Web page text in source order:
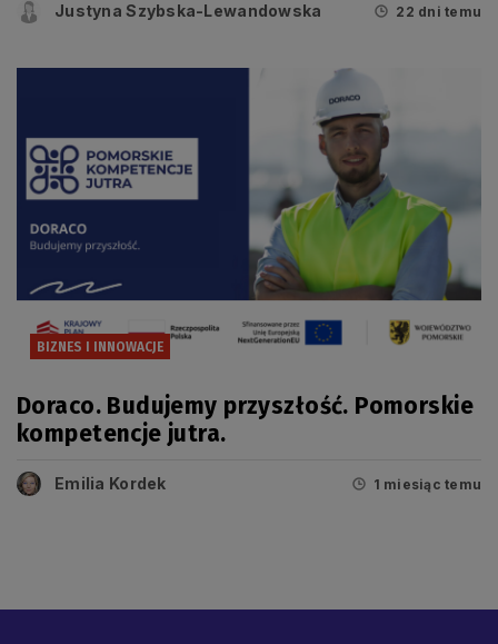
regionu świadczy coś więcej niż liczba
Justyna Szybska-Lewandowska 22 dni temu
BIZNES I INNOWACJE
Doraco. Budujemy przyszłość. Pomorskie
kompetencje jutra.
Emilia Kordek 1 miesiąc temu